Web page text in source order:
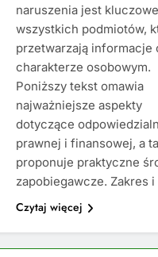
naruszenia jest
wszystkich podmiotów,
przetwarzają informacje
charakterze osobowym.
Poniższy tekst omawia
najważniejsze aspekty
dotyczące
prawnej i finansowej, a
proponuje praktyczne
zapobiegawcze. Zakres
Czytaj więcej